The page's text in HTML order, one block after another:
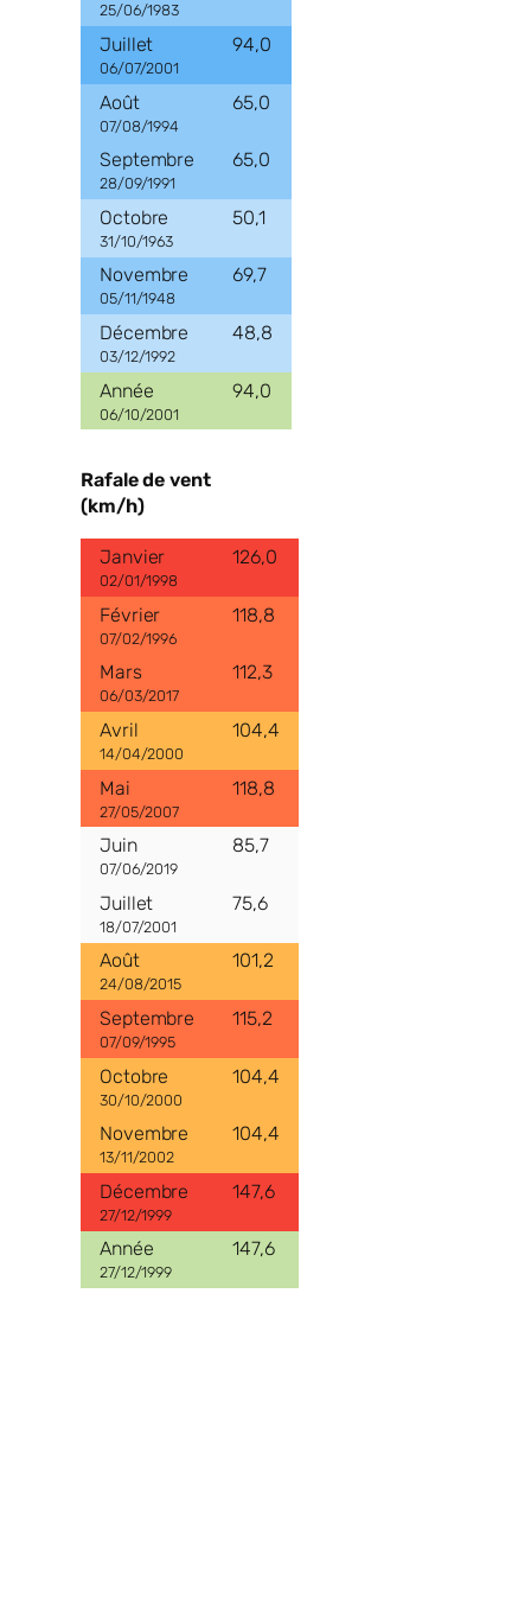
25/06/1983
94,0
06/07/2001
65,0
07/08/1994
65,0
28/09/1991
50,1
31/10/1963
69,7
05/11/1948
48,8
03/12/1992
94,0
06/10/2001
Rafale de vent
(km/h)
126,0
02/01/1998
118,8
07/02/1996
112,3
06/03/2017
104,4
14/04/2000
118,8
27/05/2007
85,7
07/06/2019
75,6
18/07/2001
101,2
24/08/2015
115,2
07/09/1995
104,4
30/10/2000
104,4
13/11/2002
147,6
27/12/1999
147,6
27/12/1999